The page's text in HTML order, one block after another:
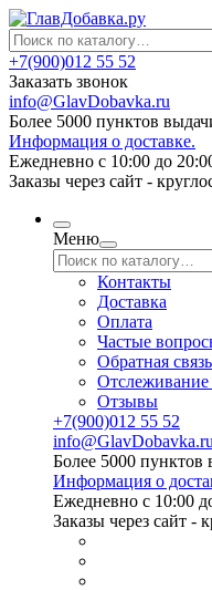
+7(900)012 55 52
Заказать звонок
info@GlavDobavka.ru
Более 5000 пунктов
Информация о доставке.
Ежедневно с 10:00 до
Заказы через сайт -
Меню
Контакты
Доставка
Оплата
Частые
Обратная связь
Отслеживание
Отзывы
+7(900)012 55 52
info@GlavDobavka.ru
Более 5000 пунктов
Информация о
Ежедневно с 10:00
Заказы через сайт -